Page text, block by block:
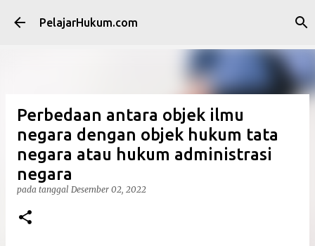
PelajarHukum.com
Perbedaan antara objek ilmu
negara dengan objek hukum tata
negara atau hukum administrasi
negara
pada tanggal Desember 02, 2022